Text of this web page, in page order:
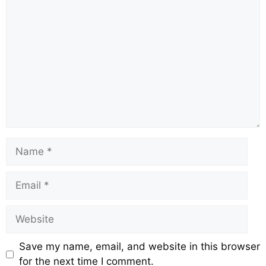
Save my name, email, and website in this browser
for the next time I comment.